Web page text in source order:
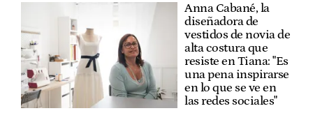
Anna Cabané, la
diseñadora de
vestidos de novia de
alta costura que
resiste en Tiana: "Es
una pena inspirarse
en lo que se ve en
las redes sociales"